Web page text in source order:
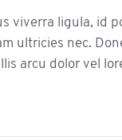
viverra ligula, id
ultricies nec.
arcu dolor vel